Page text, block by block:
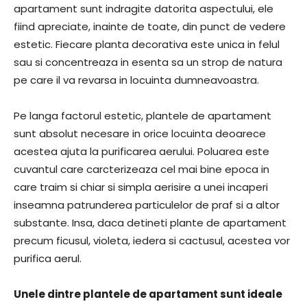
apartament sunt indragite datorita aspectului, ele
fiind apreciate, inainte de toate, din punct de vedere
estetic. Fiecare planta decorativa este unica in felul
sau si concentreaza in esenta sa un strop de natura
pe care il va revarsa in locuinta dumneavoastra.
Pe langa factorul estetic, plantele de apartament
sunt absolut necesare in orice locuinta deoarece
acestea ajuta la purificarea aerului. Poluarea este
cuvantul care carcterizeaza cel mai bine epoca in
care traim si chiar si simpla aerisire a unei incaperi
inseamna patrunderea particulelor de praf si a altor
substante. Insa, daca detineti plante de apartament
precum ficusul, violeta, iedera si cactusul, acestea vor
purifica aerul.
Unele dintre plantele de apartament sunt ideale